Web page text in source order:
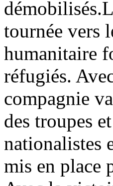
démobilisés.
tournée vers
humanitaire
réfugiés.
compagnie
des troupes
nationalistes
mis en place